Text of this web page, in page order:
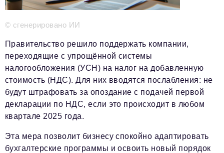
© сгенерировано ИИ
Правительство решило поддержать компании,
переходящие с упрощённой системы
налогообложения (УСН) на налог на добавленную
стоимость (НДС). Для них вводятся послабления: не
будут штрафовать за опоздание с подачей первой
декларации по НДС, если это происходит в любом
квартале 2025 года.
Эта мера позволит бизнесу спокойно адаптировать
бухгалтерские программы и освоить новый порядок